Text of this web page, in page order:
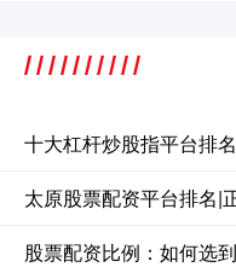
十大杠杆炒股指平台排
太原股票配资平台排名|
股票配资比例：如何选